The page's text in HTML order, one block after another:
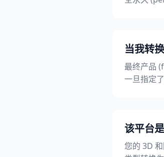
当我转
最终产品
一旦指定
该平台
您的 3D